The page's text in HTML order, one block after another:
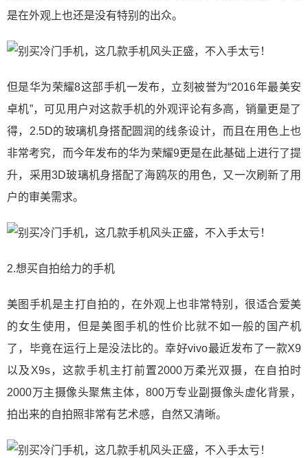
是在外观上也还是没有特别的出众。
但是华为荣耀8这部手机一发布，立刻被誉为“2016年最美安
卓机”，可见用户对这款手机的外观评论有多高，销量更是了
得，2.5D的玻璃机身搭配圆润的线条设计，而且在用色上也
非常考究，而今年发布的华为荣耀9更是在此基础上进行了提
升，采用3D玻璃机身搭配了海鸥灰的用色，又一次刷新了用
户的审美需求。
2.想买自拍给力的手机
美图手机是主打自拍的，在外观上也非常特别，很适合爱美
的女生使用，但是美图手机的性价比就不如一般的国产机
了，毕竟在运行上是没法比的。幸好vivo最近发布了一款X9
以及X9s，这款手机主打前置2000万柔光双摄，在自拍时
2000万主摄像头聚焦主体，800万专业副摄像头虚化背景，
拍出来的自拍照非常有艺术感，自然又清晰。